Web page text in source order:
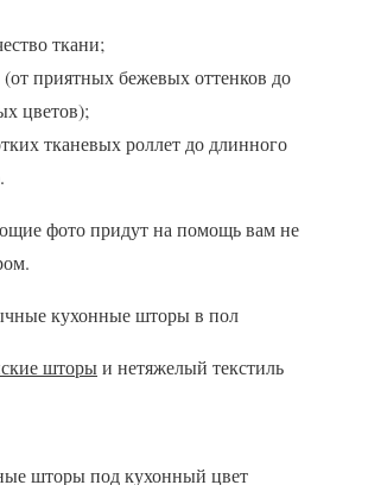
ткани;
(от приятных бежевых оттенков до
цветов);
тканевых роллет до длинного
фото придут на помощь вам не
кухонные шторы в пол
шторыи нетяжелый текстиль
шторы под кухонный цвет